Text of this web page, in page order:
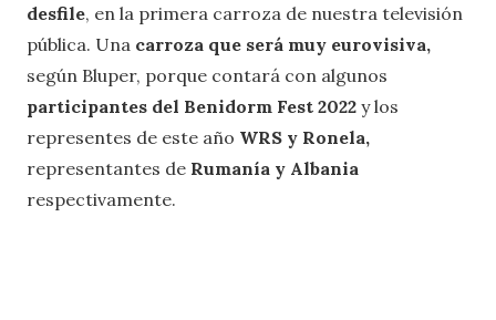
desfile, en la primera carroza de nuestra televisión
pública. Una carroza que será muy eurovisiva,
según Bluper, porque contará con algunos
participantes del Benidorm Fest 2022 y los
representes de este año WRS y Ronela,
representantes de Rumanía y Albania
respectivamente.